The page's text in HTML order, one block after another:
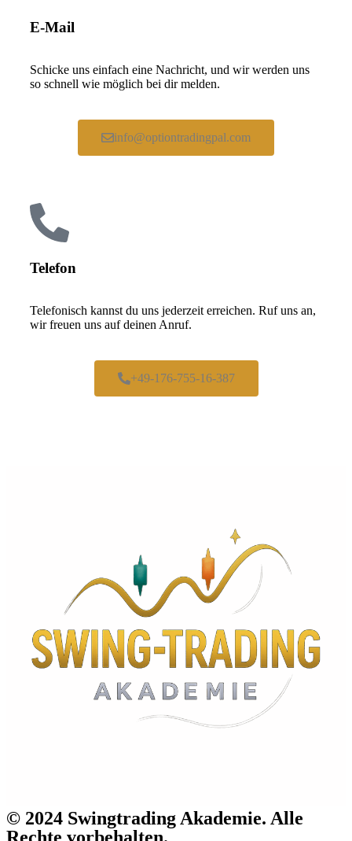
E-Mail
Schicke uns einfach eine Nachricht, und wir werden uns
so schnell wie möglich bei dir melden.
info@optiontradingpal.com
Telefon
Telefonisch kannst du uns jederzeit erreichen. Ruf uns an,
wir freuen uns auf deinen Anruf.
+49-176-755-16-387
© 2024 Swingtrading Akademie. Alle